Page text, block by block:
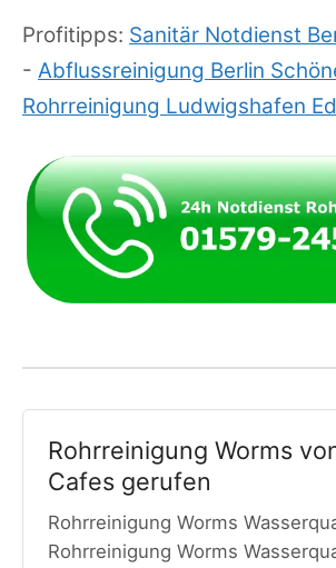
Profitipps: Sanitär Notdienst
- Abflussreinigung Berlin
Rohrreinigung Ludwigshafen
Rohrreinigung Worms
Cafes gerufen
Rohrreinigung Worms
Rohrreinigung Worms